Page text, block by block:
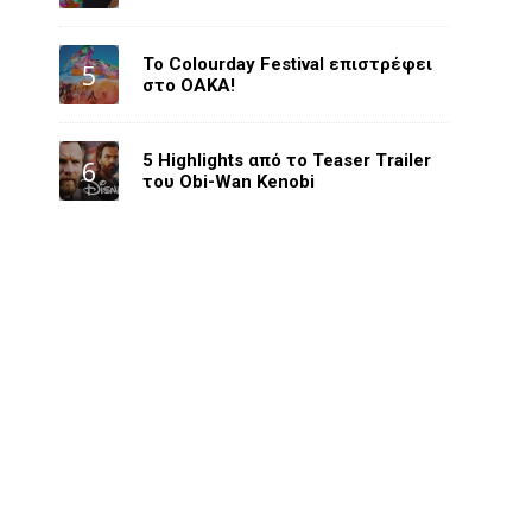
Το Colourday Festival επιστρέφει
στο ΟΑΚΑ!
5 Highlights από το Teaser Trailer
του Obi-Wan Kenobi